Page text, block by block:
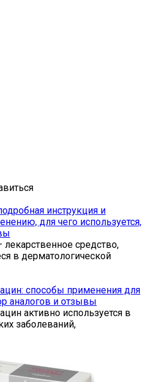
инструкция и
для чего используется,
средство,
в дерматологической
способы применения для
аналогов и отзывы
активно используется в
заболеваний,